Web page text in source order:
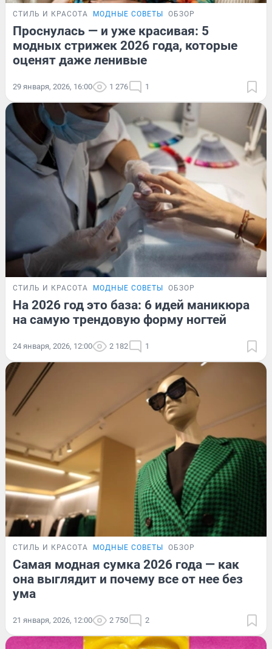
СТИЛЬ И КРАСОТА МОДНЫЕ СОВЕТЫ ОБЗОР
Проснулась — и уже красивая: 5
модных стрижек 2026 года, которые
оценят даже ленивые
29 января, 2026, 16:00 1 276 1
СТИЛЬ И КРАСОТА МОДНЫЕ СОВЕТЫ ОБЗОР
На 2026 год это база: 6 идей маникюра
на самую трендовую форму ногтей
24 января, 2026, 12:00 2 182 1
СТИЛЬ И КРАСОТА МОДНЫЕ СОВЕТЫ ОБЗОР
Самая модная сумка 2026 года — как
она выглядит и почему все от нее без
ума
21 января, 2026, 12:00 2 750 2